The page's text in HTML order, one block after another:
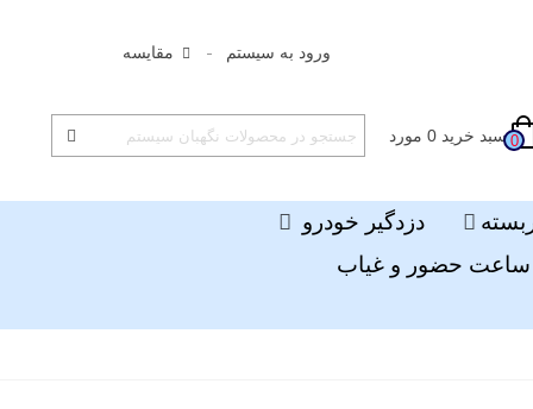
ورود به سیستم مقایسه
0 سبد خرید 0 مورد
دزدگیر خودرو
ساعت حضور و غیاب